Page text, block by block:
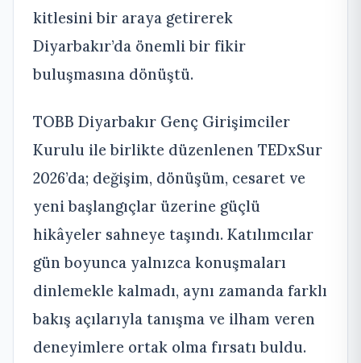
kitlesini bir araya getirerek
Diyarbakır’da önemli bir fikir
buluşmasına dönüştü.
TOBB Diyarbakır Genç Girişimciler
Kurulu ile birlikte düzenlenen TEDxSur
2026’da; değişim, dönüşüm, cesaret ve
yeni başlangıçlar üzerine güçlü
hikâyeler sahneye taşındı. Katılımcılar
gün boyunca yalnızca konuşmaları
dinlemekle kalmadı, aynı zamanda farklı
bakış açılarıyla tanışma ve ilham veren
deneyimlere ortak olma fırsatı buldu.